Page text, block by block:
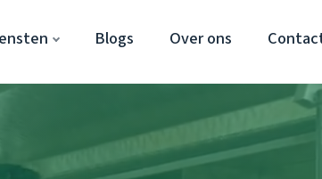
Blogs Over ons